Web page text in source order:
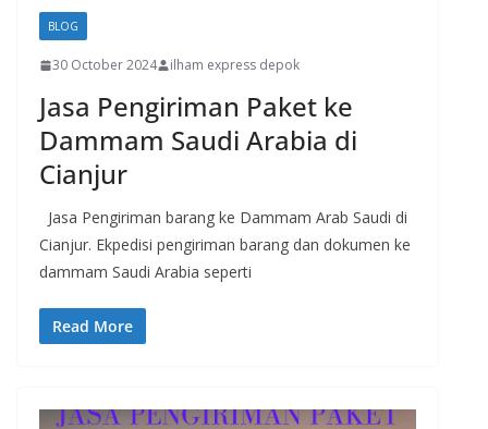
BLOG
30 October 2024 ilham express depok
Jasa Pengiriman Paket ke
Dammam Saudi Arabia di
Cianjur
Jasa Pengiriman barang ke Dammam Arab Saudi di
Cianjur. Ekpedisi pengiriman barang dan dokumen ke
dammam Saudi Arabia seperti
Read More